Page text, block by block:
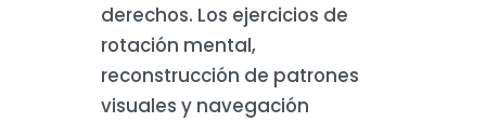
derechos. Los ejercicios de
rotación mental,
reconstrucción de patrones
visuales y navegación